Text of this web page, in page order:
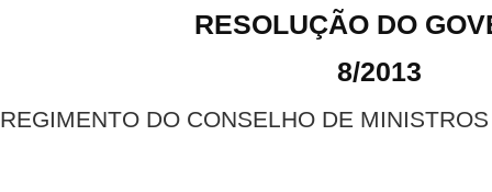
RESOLUÇÃO DO
8/2013
REGIMENTO DO CONSELHO DE MINISTROS